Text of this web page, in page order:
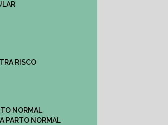
RISCO
NORMAL
PARTO NORMAL